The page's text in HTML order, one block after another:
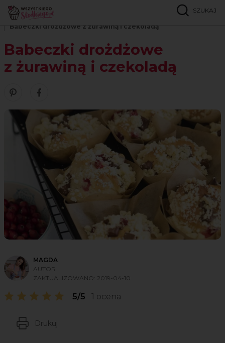
SZUKAJ
Strona główna
Babeczki drożdżowe z żurawiną i czekoladą
Babeczki drożdżowe
z żurawiną i czekoladą
Zobacz nasze piny w serwisie Pinterest
Udostępnij ten przepis w serwisie Facebook
MAGDA
AUTOR
ZAKTUALIZOWANO: 2019-04-10
5/5 1 ocena
Drukuj